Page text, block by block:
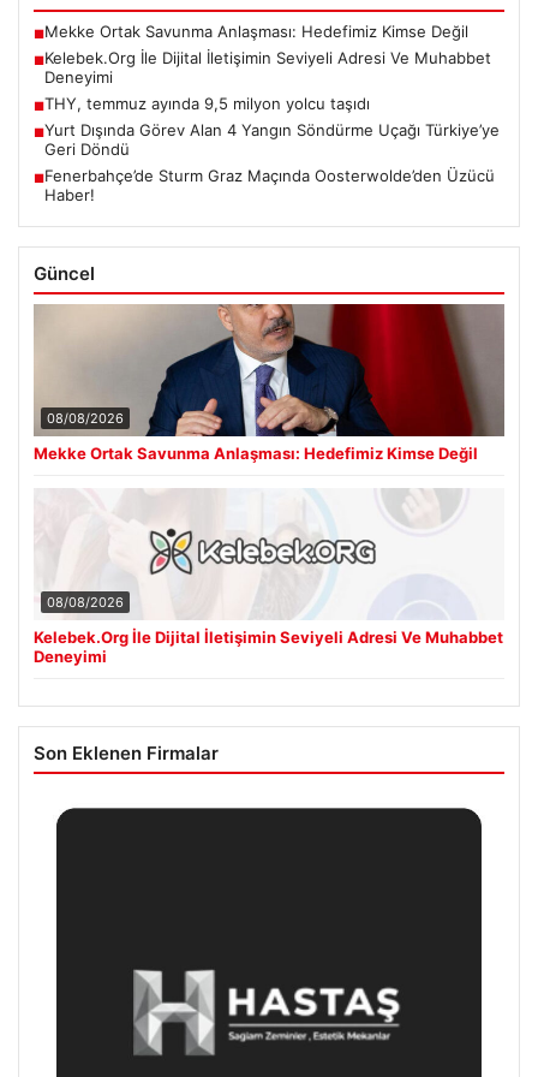
■Mekke Ortak Savunma Anlaşması: Hedefimiz Kimse Değil
■Kelebek.Org İle Dijital İletişimin Seviyeli Adresi Ve Muhabbet
Deneyimi
■THY, temmuz ayında 9,5 milyon yolcu taşıdı
■Yurt Dışında Görev Alan 4 Yangın Söndürme Uçağı Türkiye’ye
Geri Döndü
■Fenerbahçe’de Sturm Graz Maçında Oosterwolde’den Üzücü
Haber!
Güncel
08/08/2026
Mekke Ortak Savunma Anlaşması: Hedefimiz Kimse Değil
08/08/2026
Kelebek.Org İle Dijital İletişimin Seviyeli Adresi Ve Muhabbet
Deneyimi
Son Eklenen Firmalar